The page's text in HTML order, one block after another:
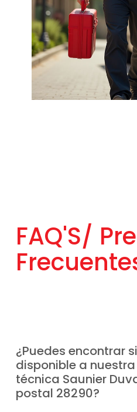
FAQ'S/
¿Puedes encontrar
disponible a
técnica Saunier
postal 28290?